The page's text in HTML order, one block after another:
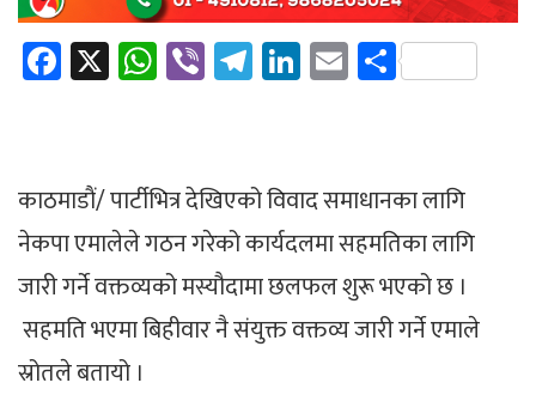
Facebook
X WhatsApp
ViberTelegram
LinkedIn
EmailShare
काठमाडाैं/ पार्टीभित्र देखिएको विवाद समाधानका लागि
नेकपा एमालेले गठन गरेको कार्यदलमा सहमतिका लागि
जारी गर्ने वक्तव्यको मस्यौदामा छलफल शुरू भएको छ ।
सहमति भएमा बिहीवार नै संयुक्त वक्तव्य जारी गर्ने एमाले
स्रोतले बतायो ।